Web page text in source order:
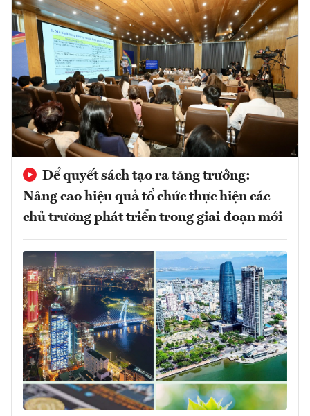
Để quyết sách tạo ra tăng trưởng:
Nâng cao hiệu quả tổ chức thực hiện các
chủ trương phát triển trong giai đoạn mới